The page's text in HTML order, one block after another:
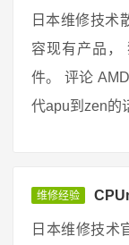
日本维修技术
容现有产品，
件。 评论
代apu到zen的
维修经验
日本维修技术